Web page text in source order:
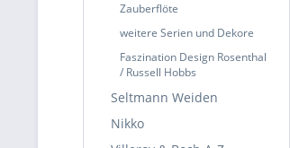
Zauberflöte
weitere Serien und Dekore
Faszination Design Rosenthal
/ Russell Hobbs
Seltmann Weiden
Nikko